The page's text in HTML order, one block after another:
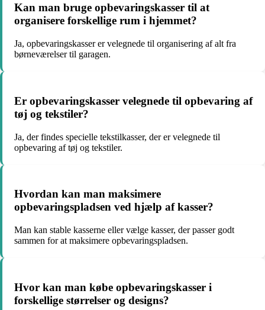
Kan man bruge opbevaringskasser til at
organisere forskellige rum i hjemmet?
Ja, opbevaringskasser er velegnede til organisering af alt fra
børneværelser til garagen.
Er opbevaringskasser velegnede til opbevaring af
tøj og tekstiler?
Ja, der findes specielle tekstilkasser, der er velegnede til
opbevaring af tøj og tekstiler.
Hvordan kan man maksimere
opbevaringspladsen ved hjælp af kasser?
Man kan stable kasserne eller vælge kasser, der passer godt
sammen for at maksimere opbevaringspladsen.
Hvor kan man købe opbevaringskasser i
forskellige størrelser og designs?